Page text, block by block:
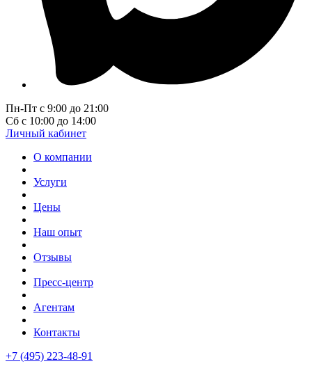
Пн-Пт с 9:00 до 21:00
Сб с 10:00 до 14:00
Личный кабинет
О компании
Услуги
Цены
Наш опыт
Отзывы
Пресс-центр
Агентам
Контакты
+7 (495) 223-48-91